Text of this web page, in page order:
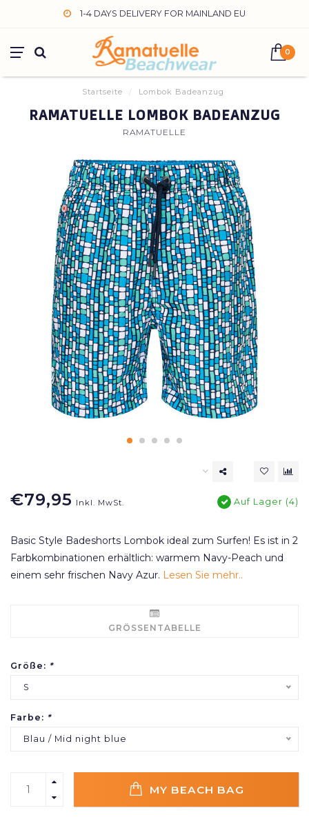
1-4 DAYS DELIVERY FOR MAINLAND EU
0
Startseite / Lombok Badeanzug
RAMATUELLE LOMBOK BADEANZUG
RAMATUELLE
€79,95 Inkl. MwSt. Auf Lager (4)
Basic Style Badeshorts Lombok ideal zum Surfen! Es ist in 2
Farbkombinationen erhältlich: warmem Navy-Peach und
einem sehr frischen Navy Azur. Lesen Sie mehr..
GRÖSSENTABELLE
Größe: *
S
Farbe: *
Blau / Mid night blue
MY BEACH BAG